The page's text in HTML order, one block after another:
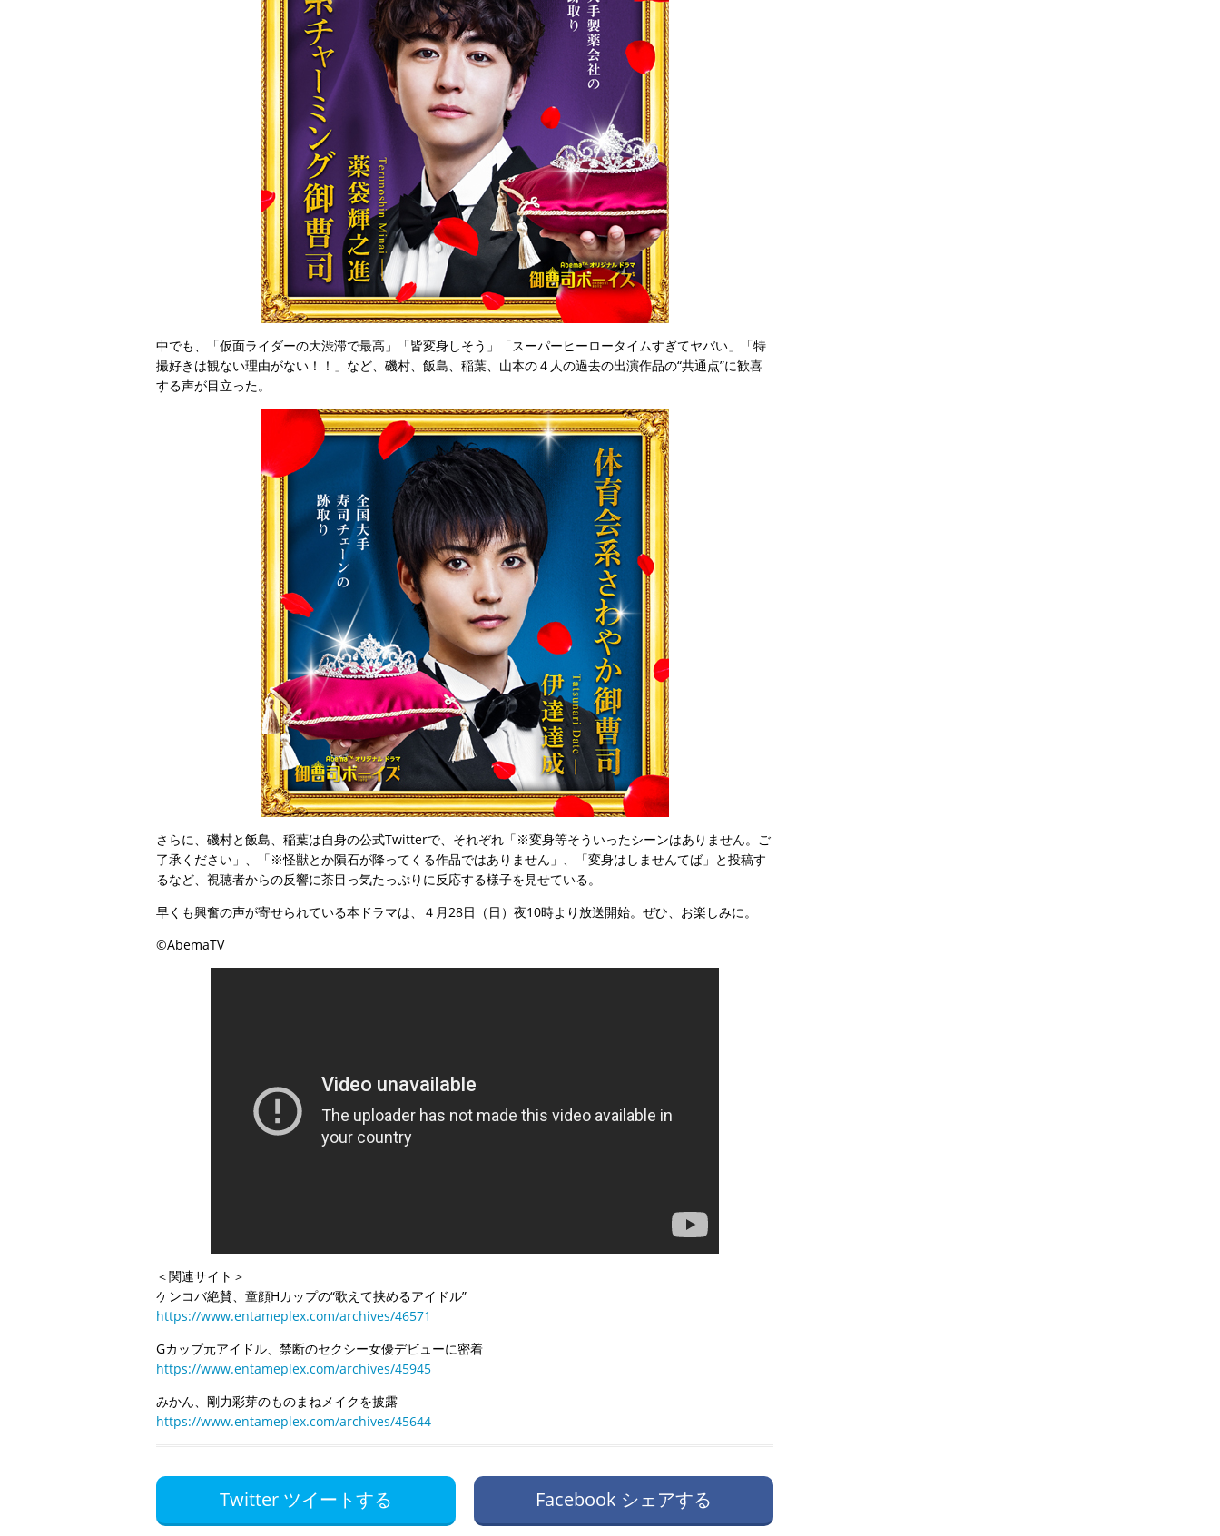
中でも、「仮面ライダーの大渋滞で最高」「皆変身しそう」「スーパーヒーロータイムすぎてヤバい」「特
撮好きは観ない理由がない！！」など、磯村、飯島、稲葉、山本の４人の過去の出演作品の“共通点”に歓喜
する声が目立った。
さらに、磯村と飯島、稲葉は自身の公式Twitterで、それぞれ「※変身等そういったシーンはありません。ご
了承ください」、「※怪獣とか隕石が降ってくる作品ではありません」、「変身はしませんてば」と投稿す
るなど、視聴者からの反響に茶目っ気たっぷりに反応する様子を見せている。
早くも興奮の声が寄せられている本ドラマは、４月28日（日）夜10時より放送開始。ぜひ、お楽しみに。
©AbemaTV
＜関連サイト＞
ケンコバ絶賛、童顔Hカップの“歌えて挟めるアイドル”
https://www.entameplex.com/archives/46571
Gカップ元アイドル、禁断のセクシー女優デビューに密着
https://www.entameplex.com/archives/45945
みかん、剛力彩芽のものまねメイクを披露
https://www.entameplex.com/archives/45644
Twitter ツイートする Facebook シェアする